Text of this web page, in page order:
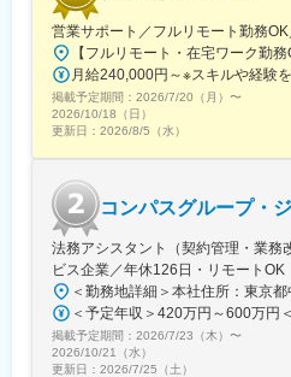
■同社の魅力と特徴：
【1840年創業／売上高1兆超え
同社は、江戸の大工業からはじ
館建築の鹿島」と呼ばれるほか
毎に「鉄道の鹿島」「ダムの鹿
人々が安心・安全・快適に暮ら
【◇これからの100年をつくる
建築工事に関わるあらゆる生産
向上を目指す「鹿島スマート生
たロボット技術の開発や自動化
す。
建設機械が自動運転を行う次世
じめてダム現場で実現致しまし
また、協力会社からの信用も高
あるという考えが有り「鹿島の
営業サポート／フルリモート勤務
掲載予定期間： 2026/7/20（月） 〜
2026/10/18（日）
更新日： 2026/8/5（水）
コンパスグループ・
法務アシスタント（契約管理・業務
ビス企業／年休126日・リモートOK
掲載予定期間： 2026/7/23（木） 〜
2026/10/21（水）
更新日： 2026/7/25（土）